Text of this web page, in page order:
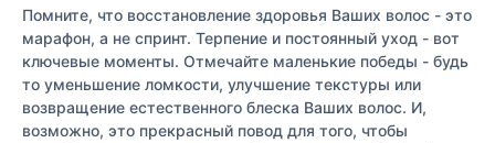
Помните, что восстановление здоровья Ваших волос - это
марафон, а не спринт. Терпение и постоянный уход - вот
ключевые моменты. Отмечайте маленькие победы - будь
то уменьшение ломкости, улучшение текстуры или
возвращение естественного блеска Ваших волос. И,
возможно, это прекрасный повод для того, чтобы